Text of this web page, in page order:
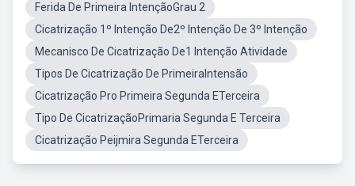
Ferida De Primeira IntençãoGrau 2
Cicatrização 1º Intenção De2º Intenção De 3º Intenção
Mecanisco De Cicatrização De1 Intenção Atividade
Tipos De Cicatrização De PrimeiraIntensão
Cicatrização Pro Primeira Segunda ETerceira
Tipo De CicatrizaçãoPrimaria Segunda E Terceira
Cicatrização Peijmira Segunda ETerceira